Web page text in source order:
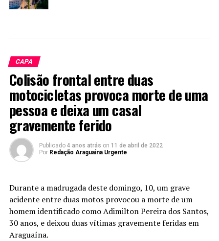
CAPA
Colisão frontal entre duas
motocicletas provoca morte de uma
pessoa e deixa um casal
gravemente ferido
Publicado 4 anos atrás on 11 de abril de 2022
Por Redação Araguaina Urgente
Durante a madrugada deste domingo, 10, um grave
acidente entre duas motos provocou a morte de um
homem identificado como Adimilton Pereira dos Santos,
30 anos, e deixou duas vítimas gravemente feridas em
Araguaína.